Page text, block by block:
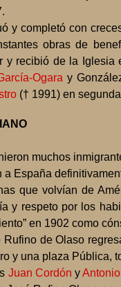
y completó con
obras de
y recibió de la
Ogaray
(† 1991) en
muchos
España
que volvían de
y respeto por los
en 1902 como
Rufino de Olaso
y una plaza Pública,
Juan Cordón y